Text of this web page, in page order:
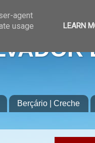
Berçário | Creche
agent
usage
LEARN